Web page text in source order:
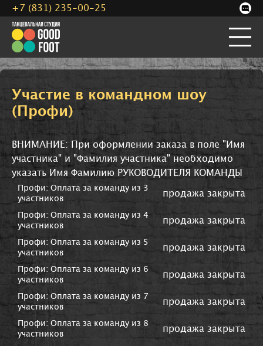
Участие в командном шоу
(Профи)
ВНИМАНИЕ: При оформлении заказа в поле "Имя
участника" и "Фамилия участника" необходимо
указать Имя Фамилию РУКОВОДИТЕЛЯ КОМАНДЫ
Профи: Оплата за команду из 3
участников
продажа закрыта
Профи: Оплата за команду из 4
участников
продажа закрыта
Профи: Оплата за команду из 5
участников
продажа закрыта
Профи: Оплата за команду из 6
участников
продажа закрыта
Профи: Оплата за команду из 7
участников
продажа закрыта
Профи: Оплата за команду из 8
участников
продажа закрыта
+7 (831) 235-00-25